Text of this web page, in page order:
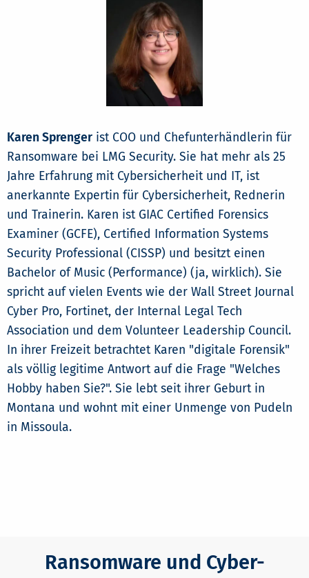
Karen Sprenger ist COO und Chefunterhändlerin für
Ransomware bei LMG Security. Sie hat mehr als 25
Jahre Erfahrung mit Cybersicherheit und IT, ist
anerkannte Expertin für Cybersicherheit, Rednerin
und Trainerin. Karen ist GIAC Certified Forensics
Examiner (GCFE), Certified Information Systems
Security Professional (CISSP) und besitzt einen
Bachelor of Music (Performance) (ja, wirklich). Sie
spricht auf vielen Events wie der Wall Street Journal
Cyber Pro, Fortinet, der Internal Legal Tech
Association und dem Volunteer Leadership Council.
In ihrer Freizeit betrachtet Karen "digitale Forensik"
als völlig legitime Antwort auf die Frage "Welches
Hobby haben Sie?". Sie lebt seit ihrer Geburt in
Montana und wohnt mit einer Unmenge von Pudeln
in Missoula.
Ransomware und Cyber-